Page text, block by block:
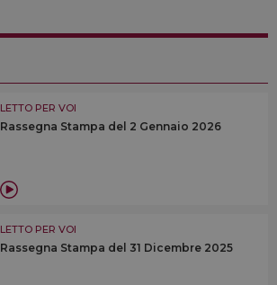
LETTO PER VOI
Rassegna Stampa del 2 Gennaio 2026
LETTO PER VOI
Rassegna Stampa del 31 Dicembre 2025